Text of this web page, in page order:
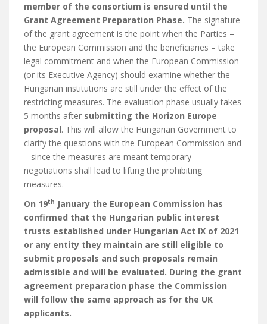
member of the consortium is ensured until the
Grant Agreement Preparation Phase. The signature
of the grant agreement is the point when the Parties –
the European Commission and the beneficiaries – take
legal commitment and when the European Commission
(or its Executive Agency) should examine whether the
Hungarian institutions are still under the effect of the
restricting measures. The evaluation phase usually takes
5 months after submitting the Horizon Europe
proposal. This will allow the Hungarian Government to
clarify the questions with the European Commission and
– since the measures are meant temporary –
negotiations shall lead to lifting the prohibiting
measures.
On 19th January the European Commission has
confirmed that the Hungarian public interest
trusts established under Hungarian Act IX of 2021
or any entity they maintain are still eligible to
submit proposals and such proposals remain
admissible and will be evaluated. During the grant
agreement preparation phase the Commission
will follow the same approach as for the UK
applicants.